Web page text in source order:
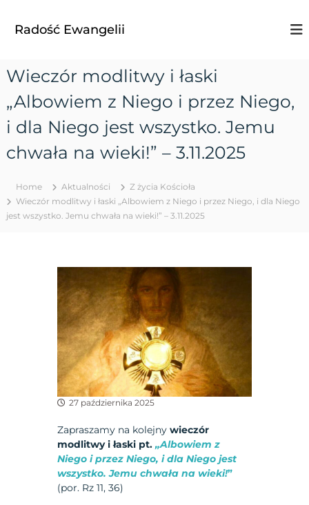
Radość Ewangelii
Wieczór modlitwy i łaski
„Albowiem z Niego i przez Niego,
i dla Niego jest wszystko. Jemu
chwała na wieki!” – 3.11.2025
Home Aktualności
Z życia Kościoła
Wieczór modlitwy i łaski „Albowiem z Niego i przez Niego, i dla Niego
jest wszystko. Jemu chwała na wieki!” – 3.11.2025
27 października 2025
Zapraszamy na kolejnywieczór
modlitwy i łaski pt. „Albowiem z
Niego i przez Niego, i dla Niego jest
wszystko. Jemu chwała na wieki!”
(por. Rz 11, 36)